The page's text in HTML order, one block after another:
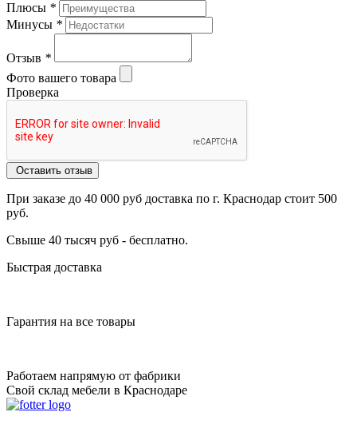
Плюсы *
Минусы *
Отзыв *
Фото вашего товара
Проверка
Оставить отзыв
При заказе до 40 000 руб доставка по г. Краснодар стоит 500
руб.
Свыше 40 тысяч руб - бесплатно.
Быстрая доставка
Гарантия на все товары
Работаем напрямую от фабрики
Свой склад мебели в Краснодаре